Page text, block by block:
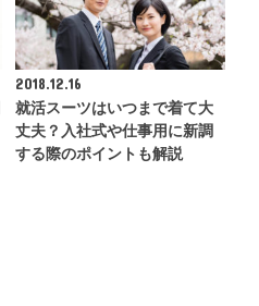
2018.12.16
就活スーツはいつまで着て大
丈夫？入社式や仕事用に新調
する際のポイントも解説